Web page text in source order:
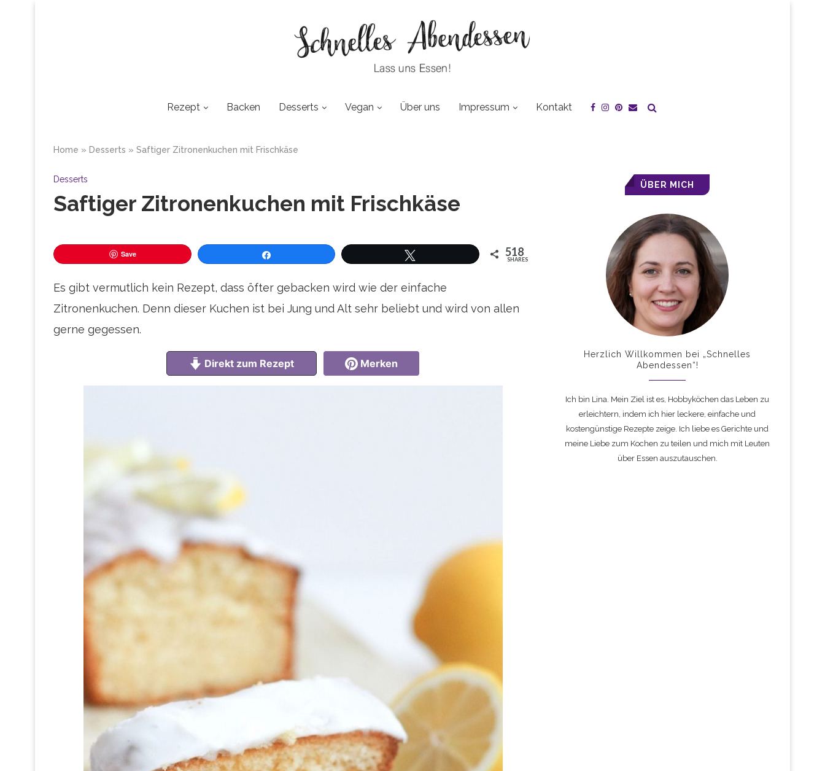
Rezept Backen Desserts Vegan Über uns Impressum Kontakt
Home » Desserts » Saftiger Zitronenkuchen mit Frischkäse
Desserts
Saftiger Zitronenkuchen mit Frischkäse
Save 518
SHARES
Es gibt vermutlich kein Rezept, dass öfter gebacken wird wie der einfache
Zitronenkuchen. Denn dieser Kuchen ist bei Jung und Alt sehr beliebt und wird von allen
gerne gegessen.
Direkt zum Rezept Merken
ÜBER MICH
Herzlich Willkommen bei „Schnelles
Abendessen“!
Ich bin Lina. Mein Ziel ist es, Hobbyköchen das Leben zu
erleichtern, indem ich hier leckere, einfache und
kostengünstige Rezepte zeige. Ich liebe es Gerichte und
meine Liebe zum Kochen zu teilen und mich mit Leuten
über Essen auszutauschen.